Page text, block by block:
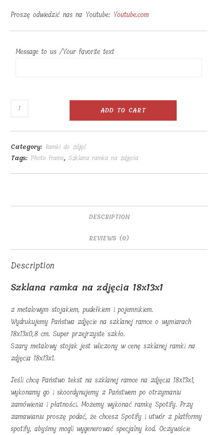
Proszę odwiedzić nas na Youtube: Youtube.com
Message to us /Your favorite text
Szklana
ramka
na
zdjęcia
18x13x1
ADD TO CART
Category: Ramki do zdjęć
Tags: Photo frame,Szklana ramka na zdjęcia
DESCRIPTION
REVIEWS (0)
Description
Szklana ramka na zdjęcia 18x13x1
z metalowym stojakiem, pudełkiem i pojemnikiem.
Wydrukujemy Państwa zdjęcie na szklanej ramce o wymiarach
18x13x0,8 cm. Super przejrzyste szkło.
Szary metalowy stojak jest wliczony w cenę szklanej ramki na
zdjęcia 18x13x1.
Jeśli chcą Państwo tekst na szklanej ramce na zdjęcia 18x13x1,
wykonamy go i skoordynujemy z Państwem po otrzymaniu
zamówienia i płatności. Możemy wykonać ramkę Spotify. Przy
zamawianiu proszę podać, że chcesz Spotify i utwór z platformy
spotify, abyśmy mogli wygenerować specjalny kod. Oczywiście